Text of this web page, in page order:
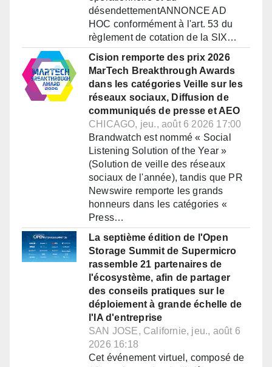
désendettementANNONCE AD
HOC conformément à l'art. 53 du
règlement de cotation de la SIX…
Cision remporte des prix 2026
MarTech Breakthrough Awards
dans les catégories Veille sur les
réseaux sociaux, Diffusion de
communiqués de presse et AEO
CHICAGO, jeu., août 6 2026 17:00
Brandwatch est nommé « Social
Listening Solution of the Year »
(Solution de veille des réseaux
sociaux de l'année), tandis que PR
Newswire remporte les grands
honneurs dans les catégories «
Press…
La septième édition de l'Open
Storage Summit de Supermicro
rassemble 21 partenaires de
l'écosystème, afin de partager
des conseils pratiques sur le
déploiement à grande échelle de
l'IA d'entreprise
SAN JOSE, Californie, jeu., août 6
2026 16:18
Cet événement virtuel, composé de